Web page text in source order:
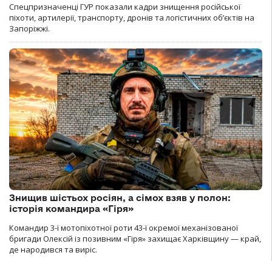
Спецпризначенці ГУР показали кадри знищення російської
піхоти, артилерії, транспорту, дронів та логістичних об’єктів на
Запоріжжі.
Знищив шістьох росіян, а сімох взяв у полон:
історія командира «Гіря»
Командир 3-ї мотопіхотної роти 43-ї окремої механізованої
бригади Олексій із позивним «Гіря» захищає Харківщину — край,
де народився та виріс.